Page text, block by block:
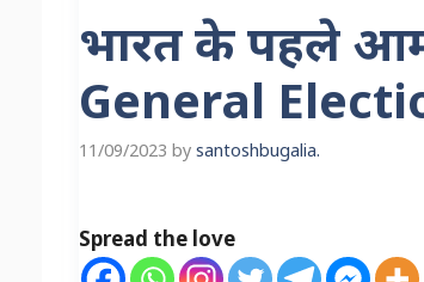
भारत के पहले
General
11/09/2023 by santoshbugalia.
Spread the love